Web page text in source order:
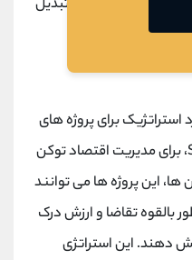
ارزهای دیجیتال تبدیل
برای پروژه های
ارزهای دیجیتال، از جمله Shiba Inu، برای مدیریت اقتصاد توکن
این پروژه ها می توانند
بالقوه تقاضا و ارزش درک
دهند. این استراتژی